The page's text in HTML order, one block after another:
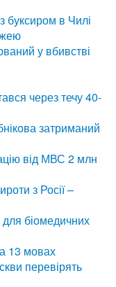
буксиром в Чилі
у вбивстві
через течу 40-
затриманий
від МВС 2 млн
з Росії –
біомедичних
13 мовах
перевірять